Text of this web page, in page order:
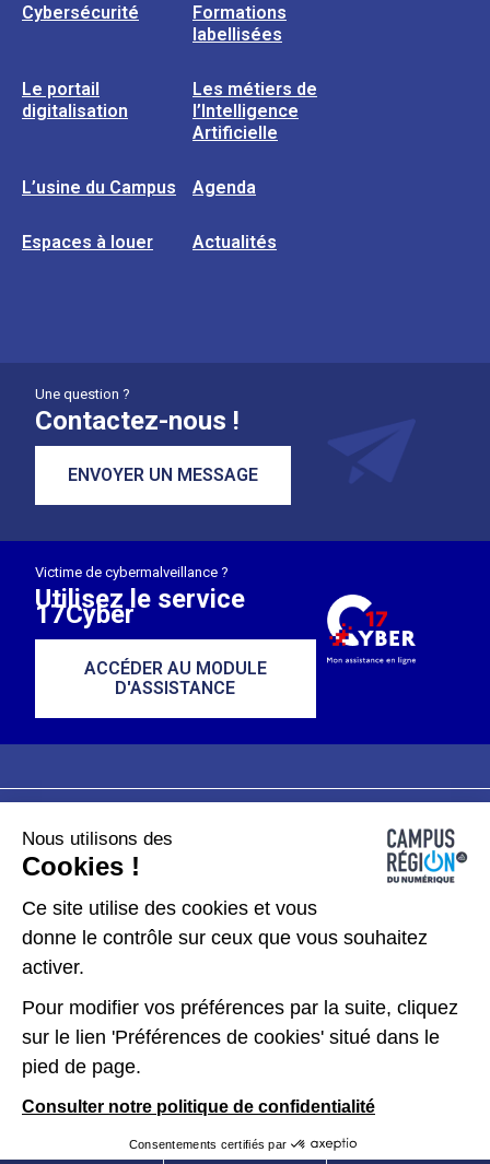
Cybersécurité
Formations
labellisées
Le portail
digitalisation
Les métiers de
l’Intelligence
Artificielle
L’usine du Campus Agenda
Espaces à louer Actualités
Une question ?
Contactez-nous !
ENVOYER UN MESSAGE
Victime de cybermalveillance ?
Utilisez le service
17Cyber
ACCÉDER AU MODULE
D'ASSISTANCE
Plan du site
Données personnelles
Gérer les cookies
Kit de communication
Accessibilité : partiellement conforme
Nous utilisons des
Cookies !
Ce site utilise des cookies et vous
donne le contrôle sur ceux que vous souhaitez
activer.
Pour modifier vos préférences par la suite, cliquez
sur le lien 'Préférences de cookies' situé dans le
pied de page.
Consulter notre politique de confidentialité
Consentements certifiés par